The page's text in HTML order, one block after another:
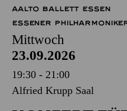
AALTO BALLETT ESSEN
ESSENER
Mittwoch
23.09.2026
19:30 - 21:00
Alfried Krupp Saal